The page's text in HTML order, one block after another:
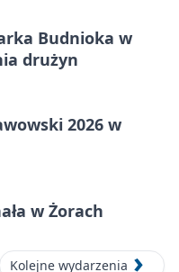
Budnioka w
drużyn
2026 w
w Żorach
Kolejne wydarzenia